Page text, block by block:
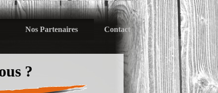
Nos Partenaires Contact